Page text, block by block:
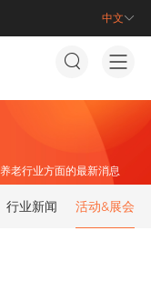
中文

老行业方面的最新消息
行业新闻 活动&展会